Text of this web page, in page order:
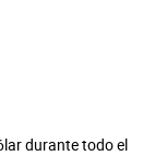
durante todo el